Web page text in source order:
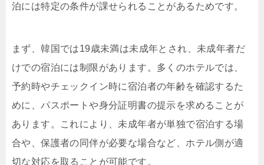
泊には特定の条件が課せられることがあるためです。
まず、韓国では19歳未満は未成年とされ、未成年者だ
けでの宿泊には制限があります。多くのホテルでは、
予約時やチェックイン時に宿泊者の年齢を確認するた
めに、パスポートや身分証明書の提示を求めることが
あります。これにより、未成年者が単独で宿泊する場
合や、保護者の同伴が必要な場合など、ホテル側が適
切な対応を取ることが可能です。